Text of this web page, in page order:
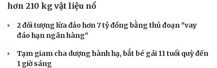
CÔNG NGHỆ
của “hạt ma” trong vũ trụ